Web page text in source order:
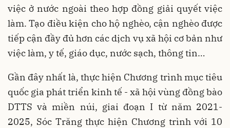
việc ở nước ngoài theo hợp đồng giải quyết việc
làm. Tạo điều kiện cho hộ nghèo, cận nghèo được
tiếp cận đầy đủ hơn các dịch vụ xã hội cơ bản như
việc làm, y tế, giáo dục, nước sạch, thông tin…
Gần đây nhất là, thực hiện Chương trình mục tiêu
quốc gia phát triển kinh tế - xã hội vùng đồng bào
DTTS và miền núi, giai đoạn I từ năm 2021-
2025, Sóc Trăng thực hiện Chương trình với 10